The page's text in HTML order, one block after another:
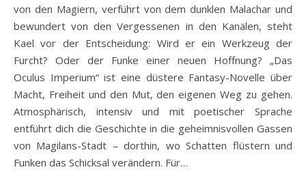
von den Magiern, verführt von dem dunklen Malachar und
bewundert von den Vergessenen in den Kanälen, steht
Kael vor der Entscheidung: Wird er ein Werkzeug der
Furcht? Oder der Funke einer neuen Hoffnung? „Das
Oculus Imperium“ ist eine düstere Fantasy-Novelle über
Macht, Freiheit und den Mut, den eigenen Weg zu gehen.
Atmosphärisch, intensiv und mit poetischer Sprache
entführt dich die Geschichte in die geheimnisvollen Gassen
von Magilans-Stadt – dorthin, wo Schatten flüstern und
Funken das Schicksal verändern. Für…